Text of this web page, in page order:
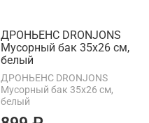
ДРОНЬЕНС DRONJONS
Мусорный бак 35х26 см,
белый
ДРОНЬЕНС DRONJONS
Мусорный бак 35х26 см,
белый